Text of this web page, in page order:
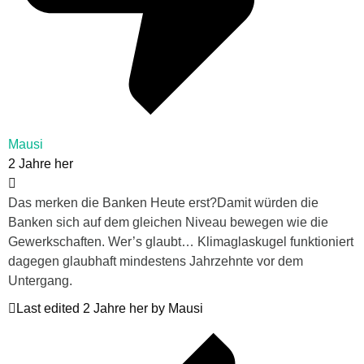
Mausi
2 Jahre her
Das merken die Banken Heute erst?Damit würden die
Banken sich auf dem gleichen Niveau bewegen wie die
Gewerkschaften. Wer’s glaubt… Klimaglaskugel funktioniert
dagegen glaubhaft mindestens Jahrzehnte vor dem
Untergang.
Last edited 2 Jahre her by Mausi